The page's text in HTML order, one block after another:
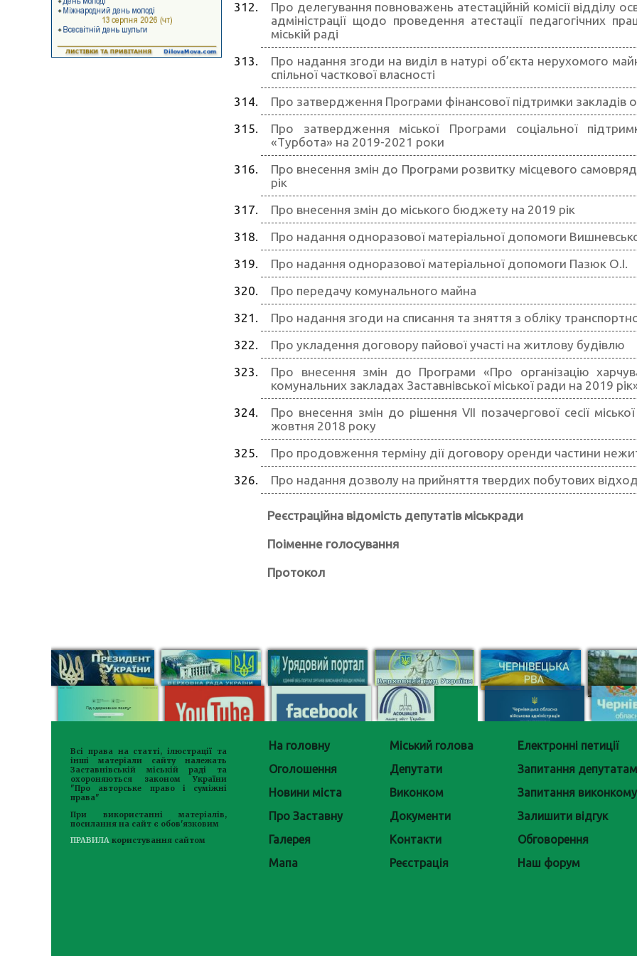
Про делегування повноважень атестаційній комісії відділу
адміністрації щодо проведення атестації педагогічних
міській раді
Про надання згоди на виділ в натурі об’єкта нерухомого
спільної часткової власності
Про затвердження Програми фінансової підтримки закладів
Про затвердження міської Програми соціальної
«Турбота» на 2019-2021 роки
Про внесення змін до Програми розвитку місцевого
рік
Про внесення змін до міського бюджету на 2019 рік
Про надання одноразової матеріальної допомоги
Про надання одноразової матеріальної допомоги Пазюк О.І.
Про передачу комунального майна
Про надання згоди на списання та зняття з обліку
Про укладення договору пайової участі на житлову будівлю
Про внесення змін до Програми «Про організацію
комунальних закладах Заставнівської міської ради на 2019
Про внесення змін до рішення VII позачергової сесії
жовтня 2018 року
Про продовження терміну дії договору оренди частини
Про надання дозволу на прийняття твердих побутових
Реєстраційна відомість депутатів міськради
Поіменне голосування
Протокол
Всі права на статті, ілюстрації та
інші матеріали сайту належать
Заставнівській міській раді та
охороняються законом України
"Про авторське право і суміжні
права"
При використанні матеріалів,
посилання на сайт є обов'язковим
ПРАВИЛА користування сайтом
На головну
Оголошення
Новини міста
Про Заставну
Галерея
Мапа
Міський голова
Депутати
Виконком
Документи
Контакти
Реєстрація
Електронні петиції
Запитання депутатам
Запитання виконкому
Залишити відгук
Обговорення
Наш форум